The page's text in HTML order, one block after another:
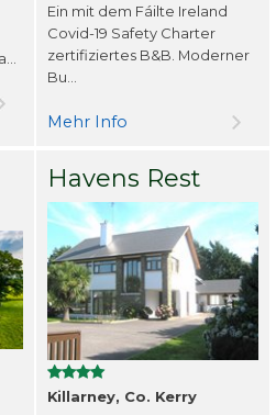
Ein mit dem Fáilte Ireland
Covid-19 Safety Charter
zertifiziertes B&B. Moderner
Bu...
Mehr Info
Havens Rest
Killarney, Co. Kerry